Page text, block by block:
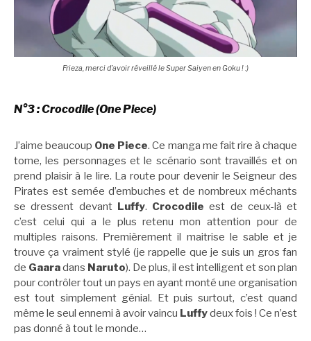
Frieza, merci d’avoir réveillé le Super Saiyen en Goku ! :)
N°3 : Crocodile (One Piece)
J’aime beaucoup One Piece. Ce manga me fait rire à chaque
tome, les personnages et le scénario sont travaillés et on
prend plaisir à le lire. La route pour devenir le Seigneur des
Pirates est semée d’embuches et de nombreux méchants
se dressent devant Luffy. Crocodile est de ceux-là et
c’est celui qui a le plus retenu mon attention pour de
multiples raisons. Premièrement il maitrise le sable et je
trouve ça vraiment stylé (je rappelle que je suis un gros fan
de Gaaradans Naruto). De plus, il est intelligent et son plan
pour contrôler tout un pays en ayant monté une organisation
est tout simplement génial. Et puis surtout, c’est quand
même le seul ennemi à avoir vaincu Luffydeux fois ! Ce n’est
pas donné à tout le monde…